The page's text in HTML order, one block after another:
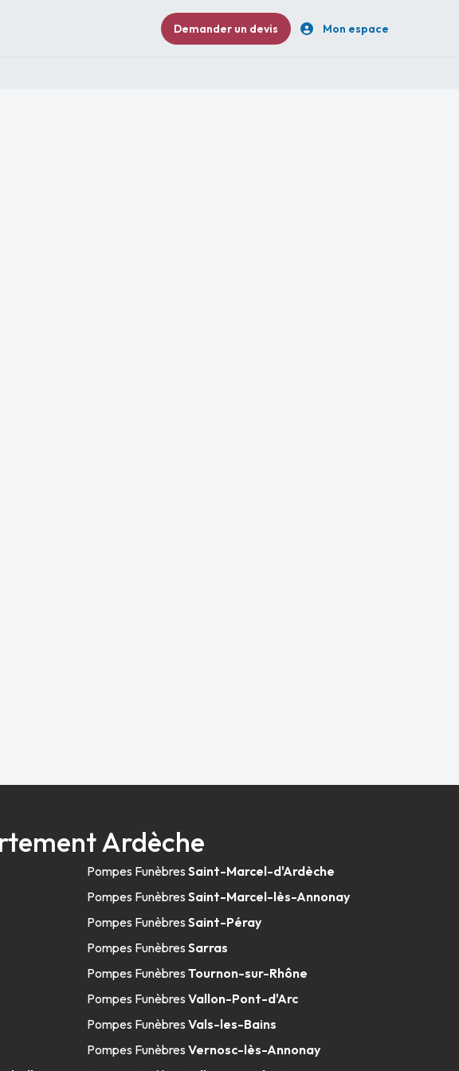
Demander un devis Mon espace
Ardèche
Pompes FunèbresSaint-Marcel-d'Ardèche
Pompes FunèbresSaint-Marcel-lès-Annonay
Pompes FunèbresSaint-Péray
Pompes FunèbresSarras
Pompes FunèbresTournon-sur-Rhône
Pompes FunèbresVallon-Pont-d'Arc
Pompes FunèbresVals-les-Bains
Pompes FunèbresVernosc-lès-Annonay